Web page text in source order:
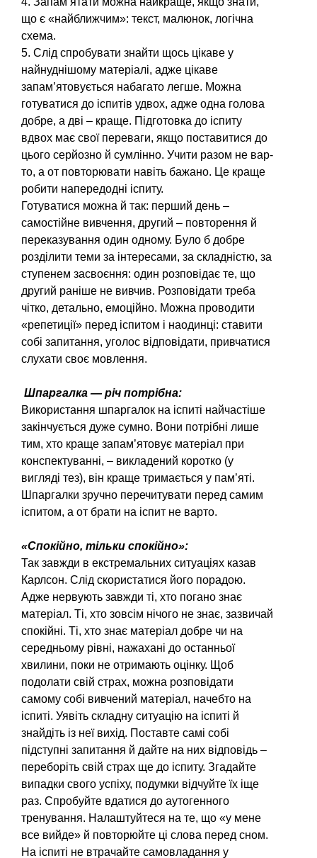
що є «найближ­чим»: текст, малюнок, логічна
схема.
5. Слід спробувати знайти щось цікаве у
найнуднішому ма­теріалі, адже цікаве
запам’ято­вується набагато легше. Можна
готуватися до іспитів удвох, адже одна голова
добре, а дві – краще. Підготовка до іспи­ту
вдвох має свої переваги, якщо поставитися до
цього серйозно й сумлінно. Учити разом не вар­
то, а от повторювати навіть ба­жано. Це краще
робити напере­додні іспиту.
Готуватися можна й так: пер­ший день –
самостійне вивчен­ня, другий – повторення й
пе­реказування один одному. Було б добре
розділити теми за інте­ресами, за складністю, за
сту­пенем засвоєння: один розпові­дає те, що
другий раніше не вивчив. Розповідати треба
чітко, де­тально, емоційно. Можна прово­дити
«репетиції» перед іспитом і наодинці: ставити
собі запитан­ня, уголос відповідати, привча­тися
слухати своє мовлення.
Шпаргалка — річ потрібна:
Використання шпаргалок на іспиті найчастіше
закінчується дуже сумно. Вони потрібні лише
тим, хто краще запам’ятовує ма­теріал при
конспектуванні, – викладений коротко (у
вигляді тез), він краще тримається у па­м’яті.
Шпаргалки зручно перечитувати перед самим
іспитом, а от брати на іспит не варто.
«Спокійно, тільки спокійно»:
Так завжди в екстремальних ситуаціях казав
Карлсон. Слід скористатися його порадою.
Адже нервують завжди ті, хто погано знає
матеріал. Ті, хто зовсім нічого не знає, зазвичай
спокійні. Ті, хто знає матеріал добре чи на
середньому рівні, нажахані до останньої
хвилини, поки не отримають оцінку. Щоб
подолати свій страх, можна розповідати
самому собі вивчений матеріал, начебто на
іспиті. Уявіть складну ситуацію на іспиті й
знайдіть із неї вихід. Поставте самі собі
підступні за­питання й дайте на них від­повідь –
переборіть свій страх ще до іспиту. Згадайте
випадки свого успіху, подумки відчуйте їх іще
раз. Спробуйте вдатися до аутогенного
тренування. Налаштуйтеся на те, що «у мене
все вийде» й повторюйте ці слова перед сном.
На іспиті не втрачайте самовладан­ня у